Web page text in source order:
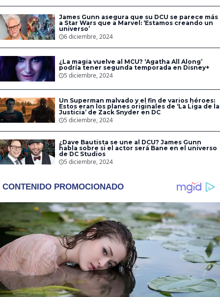
James Gunn asegura que su DCU se parece más
a Star Wars que a Marvel: ‘Estamos creando un
universo’
6 diciembre, 2024
¿La magia vuelve al MCU? ‘Agatha All Along’
podría tener segunda temporada en Disney+
5 diciembre, 2024
Un Superman malvado y el fin de varios héroes:
Estos eran los planes originales de ‘La Liga de la
Justicia’ de Zack Snyder en DC
5 diciembre, 2024
¿Dave Bautista se une al DCU? James Gunn
habla sobre si el actor será Bane en el universo
de DC Studios
5 diciembre, 2024